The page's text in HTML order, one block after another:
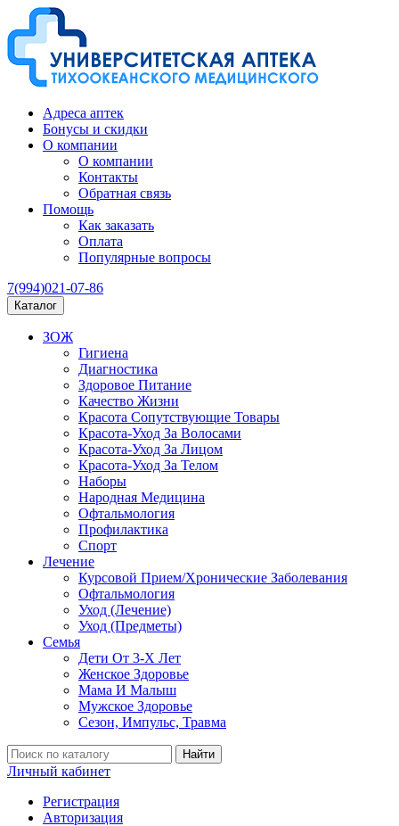
Адреса аптек
Бонусы и скидки
О компании
О компании
Контакты
Обратная связь
Помощь
Как заказать
Оплата
Популярные вопросы
7(994)021-07-86
Каталог
ЗОЖ
Гигиена
Диагностика
Здоровое Питание
Качество Жизни
Красота Сопутствующие Товары
Красота-Уход За Волосами
Красота-Уход За Лицом
Красота-Уход За Телом
Наборы
Народная Медицина
Офтальмология
Профилактика
Спорт
Лечение
Курсовой Прием/Хронические Заболевания
Офтальмология
Уход (Лечение)
Уход (Предметы)
Семья
Дети От 3-Х Лет
Женское Здоровье
Мама И Малыш
Мужское Здоровье
Сезон, Импульс, Травма
Найти
Личный кабинет
Регистрация
Авторизация